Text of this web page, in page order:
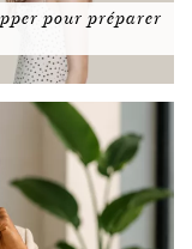
pour préparer